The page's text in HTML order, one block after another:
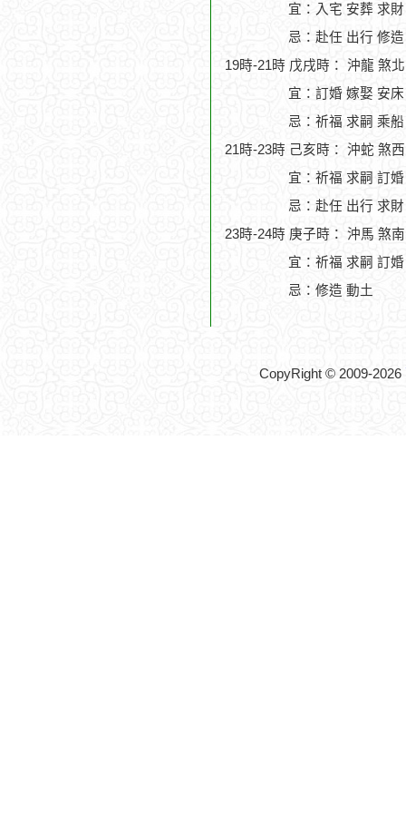
宜：入宅 安葬 求
忌：赴任 出行 修造
19時-21時 戊戌時： 沖龍 煞
宜：訂婚 嫁娶 安
忌：祈福 求嗣 乘船
21時-23時 己亥時： 沖蛇 煞
宜：祈福 求嗣 訂
忌：赴任 出行 求
23時-24時 庚子時： 沖馬 煞
宜：祈福 求嗣 訂
忌：修造 動土
CopyRight © 2009-2026